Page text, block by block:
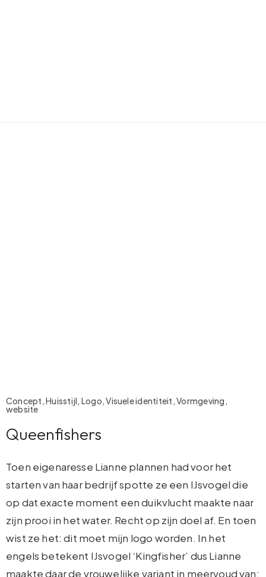
Concept, Huisstijl, Logo, Visuele identiteit, Vormgeving,
website
Queenfishers
Toen eigenaresse Lianne plannen had voor het
starten van haar bedrijf spotte ze een IJsvogel die
op dat exacte moment een duikvlucht maakte naar
zijn prooi in het water. Recht op zijn doel af. En toen
wist ze het: dit moet mijn logo worden. In het
engels betekent IJsvogel ‘Kingfisher’ dus Lianne
maakte daar de vrouwelijke variant in meervoud van: